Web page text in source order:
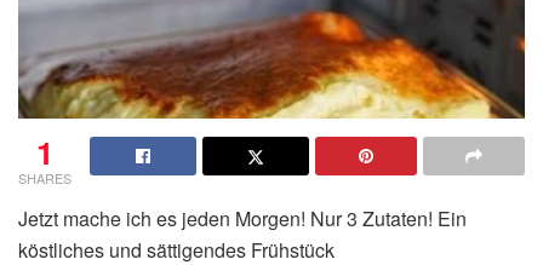
1
SHARES
Jetzt mache ich es jeden Morgen! Nur 3 Zutaten! Ein
köstliches und sättigendes Frühstück